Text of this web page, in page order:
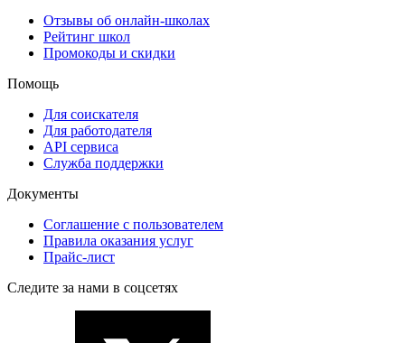
Отзывы об онлайн-школах
Рейтинг школ
Промокоды и скидки
Помощь
Для соискателя
Для работодателя
API сервиса
Служба поддержки
Документы
Соглашение с пользователем
Правила оказания услуг
Прайс-лист
Следите за нами в соцсетях